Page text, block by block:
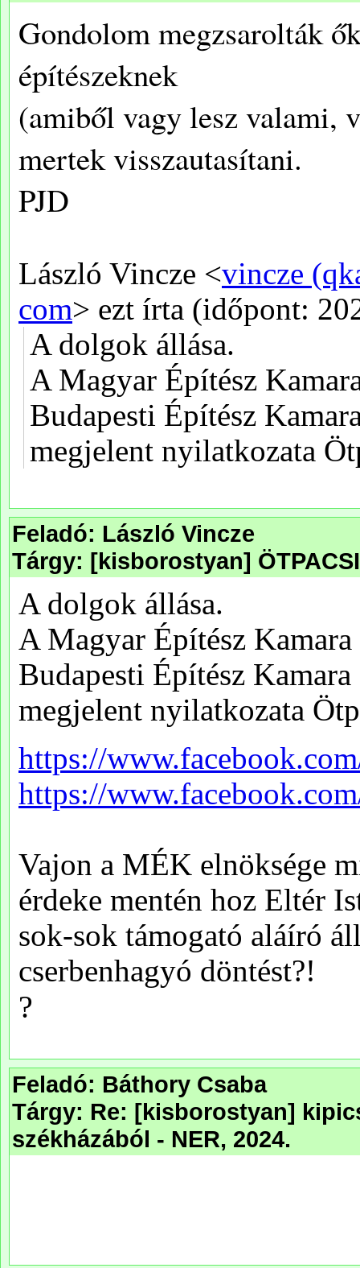
Feladó: László Vincze
Tárgy: [kisborostyan]
Feladó: Báthory Csaba
Tárgy: Re: [kisborostyan]
székházából - NER, 2024.